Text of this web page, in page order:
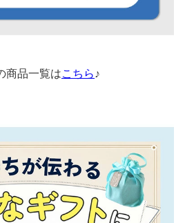
商品一覧はこちら♪